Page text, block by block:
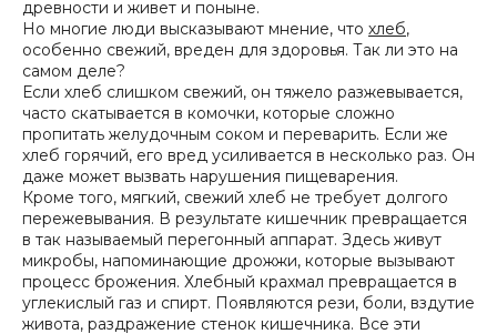
древности и живет и поныне.
Но многие люди высказывают мнение, что хлеб,
особенно свежий, вреден для здоровья. Так ли это на
самом деле?
Если хлеб слишком свежий, он тяжело разжевывается,
часто скатывается в комочки, которые сложно
пропитать желудочным соком и переварить. Если же
хлеб горячий, его вред усиливается в несколько раз. Он
даже может вызвать нарушения пищеварения.
Кроме того, мягкий, свежий хлеб не требует долгого
пережевывания. В результате кишечник превращается
в так называемый перегонный аппарат. Здесь живут
микробы, напоминающие дрожжи, которые вызывают
процесс брожения. Хлебный крахмал превращается в
углекислый газ и спирт. Появляются рези, боли, вздутие
живота, раздражение стенок кишечника. Все эти